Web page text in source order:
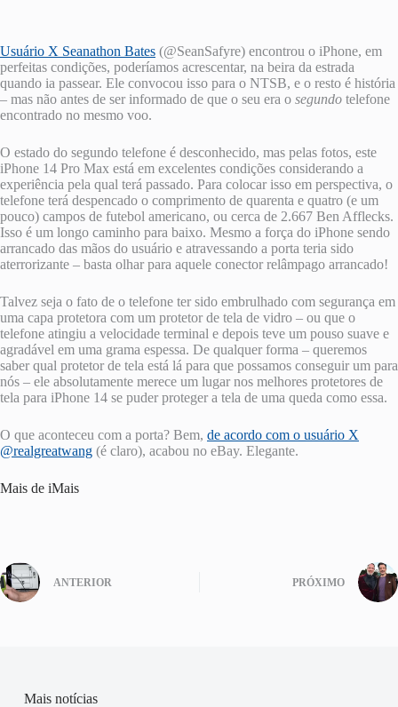
Usuário X Seanathon Bates (@SeanSafyre) encontrou o iPhone, em
perfeitas condições, poderíamos acrescentar, na beira da estrada
quando ia passear. Ele convocou isso para o NTSB, e o resto é história
– mas não antes de ser informado de que o seu era o segundo telefone
encontrado no mesmo voo.
O estado do segundo telefone é desconhecido, mas pelas fotos, este
iPhone 14 Pro Max está em excelentes condições considerando a
experiência pela qual terá passado. Para colocar isso em perspectiva, o
telefone terá despencado o comprimento de quarenta e quatro (e um
pouco) campos de futebol americano, ou cerca de 2.667 Ben Afflecks.
Isso é um longo caminho para baixo. Mesmo a força do iPhone sendo
arrancado das mãos do usuário e atravessando a porta teria sido
aterrorizante – basta olhar para aquele conector relâmpago arrancado!
Talvez seja o fato de o telefone ter sido embrulhado com segurança em
uma capa protetora com um protetor de tela de vidro – ou que o
telefone atingiu a velocidade terminal e depois teve um pouso suave e
agradável em uma grama espessa. De qualquer forma – queremos
saber qual protetor de tela está lá para que possamos conseguir um para
nós – ele absolutamente merece um lugar nos melhores protetores de
tela para iPhone 14 se puder proteger a tela de uma queda como essa.
O que aconteceu com a porta? Bem, de acordo com o usuário X
@realgreatwang (é claro), acabou no eBay. Elegante.
Mais de iMais
ANTERIOR PRÓXIMO
Mais notícias